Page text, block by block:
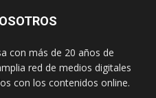
con más de 20 años de
red de medios digitales
con los contenidos online.